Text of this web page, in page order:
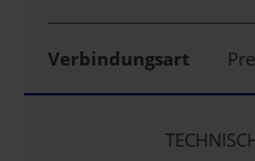
Verbindungsart